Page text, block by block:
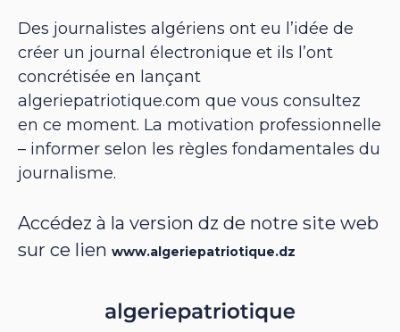
Des journalistes algériens ont eu l’idée de
créer un journal électronique et ils l’ont
concrétisée en lançant
algeriepatriotique.com que vous consultez
en ce moment. La motivation professionnelle
– informer selon les règles fondamentales du
journalisme.
Accédez à la version dz de notre site web
sur ce lien www.algeriepatriotique.dz